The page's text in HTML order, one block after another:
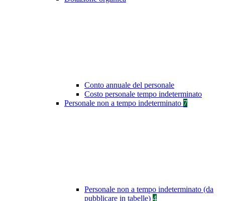
Conto annuale del personale
Costo personale tempo indeterminato
Personale non a tempo indeterminato 7
Personale non a tempo indeterminato (da
pubblicare in tabelle) 4